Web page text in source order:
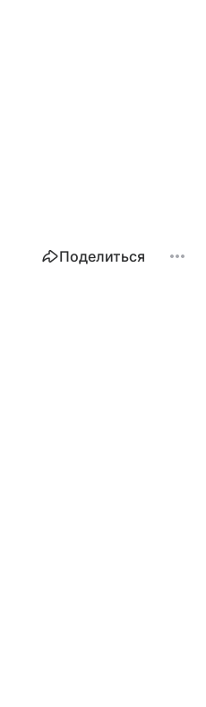
Поделиться